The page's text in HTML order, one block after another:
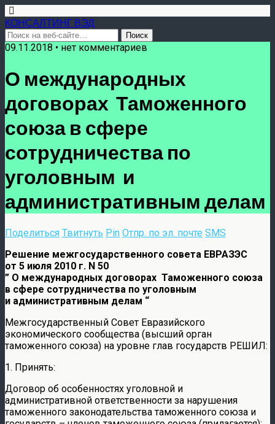
КОНСАЛТИНГ ВЭД
09.11.2018 • нет комментариев
О международных
договорах Таможенного
союза в сфере
сотрудничества по
уголовным и
административным делам
Поделиться Твитнуть Pin Отпр. по эл. почте SMS
Решение межгосударственного совета ЕВРАЗЭС
от 5 июля 2010 г. N 50
” О международных договорах Таможенного союза
в сфере сотрудничества по уголовным
и административным делам “
Межгосударственный Совет Евразийского
экономического сообщества (высший орган
таможенного союза) на уровне глав государств РЕШИЛ:
1. Принять:
Договор об особенностях уголовной и
административной ответственности за нарушения
таможенного законодательства таможенного союза и